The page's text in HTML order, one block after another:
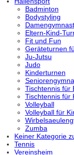
Badminton
Bodystyling
Eltern-Kind-
Fit und Fun
Geräteturnen
Ju-Jutsu
Judo
Kinderturnen
Tischtennis für
Tischtennis für
Volleyball
Volleyball für
Zumba
Keiner Kategorie
Tennis
Vereinsheim